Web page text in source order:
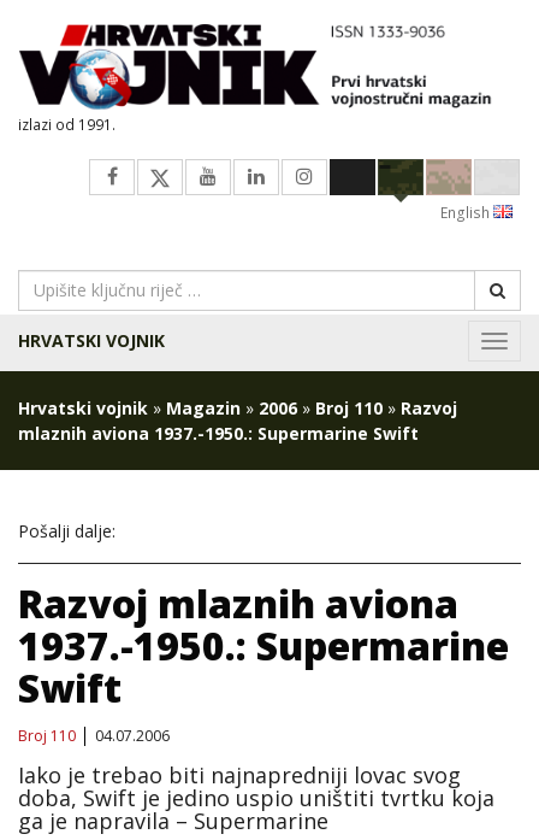
izlazi od 1991.
English
HRVATSKI VOJNIK
Hrvatski vojnik » Magazin » 2006 » Broj 110 » Razvoj
mlaznih aviona 1937.-1950.: Supermarine Swift
Pošalji dalje:
Razvoj mlaznih aviona
1937.-1950.: Supermarine
Swift
Broj 110 04.07.2006
Iako je trebao biti najnapredniji lovac svog
doba, Swift je jedino uspio uništiti tvrtku koja
ga je napravila – Supermarine